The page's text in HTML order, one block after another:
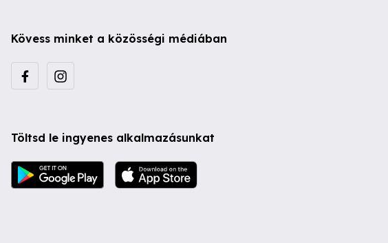
Kövess minket a közösségi médiában
Töltsd le ingyenes alkalmazásunkat